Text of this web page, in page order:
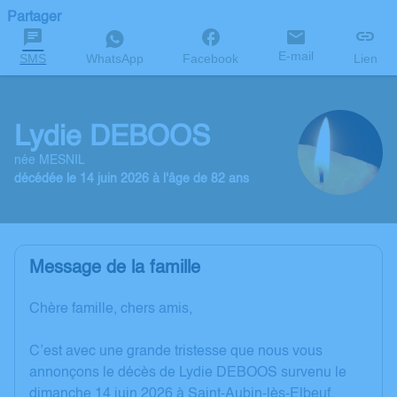
Partager
SMS WhatsApp Facebook E-mail Lien
Lydie DEBOOS
née MESNIL
décédée le 14 juin 2026 à l'âge de 82 ans
Message de la famille
Chère famille, chers amis,
C’est avec une grande tristesse que nous vous
annonçons le décès de Lydie DEBOOS survenu le